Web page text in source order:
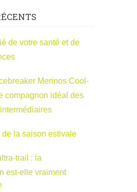
de votre santé et de
Merinos Cool-
compagnon idéal des
de la saison estivale
trail : la
est-elle vraiment